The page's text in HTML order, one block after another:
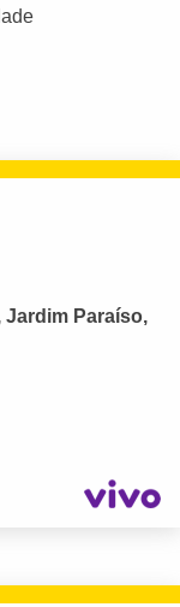
Jardim Paraíso,